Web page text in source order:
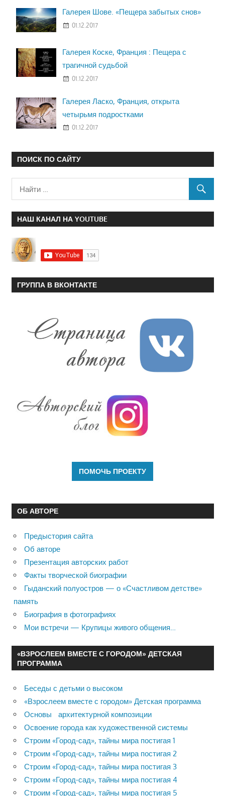
Галерея Шове. «Пещера забытых снов»
01.12.2017
Галерея Коске, Франция : Пещера с
трагичной судьбой
01.12.2017
Галерея Ласко, Франция, открыта
четырьмя подростками
01.12.2017
ПОИСК ПО САЙТУ
НАШ КАНАЛ НА YOUTUBE
ГРУППА В ВКОНТАКТЕ
ОБ АВТОРЕ
Предыстория сайта
Об авторе
Презентация авторских работ
Факты творческой биографии
Гыданский полуостров — о «Счастливом детстве»
память
Биография в фотографиях
Мои встречи — Крупицы живого общения…
«ВЗРОСЛЕЕМ ВМЕСТЕ С ГОРОДОМ» ДЕТСКАЯ
ПРОГРАММА
Беседы с детьми о высоком
«Взрослеем вместе с городом» Детская программа
Основы архитектурной композиции
Освоение города как художественной системы
Строим «Город-сад», тайны мира постигая 1
Строим «Город-сад», тайны мира постигая 2
Строим «Город-сад», тайны мира постигая 3
Строим «Город-сад», тайны мира постигая 4
Строим «Город-сад», тайны мира постигая 5